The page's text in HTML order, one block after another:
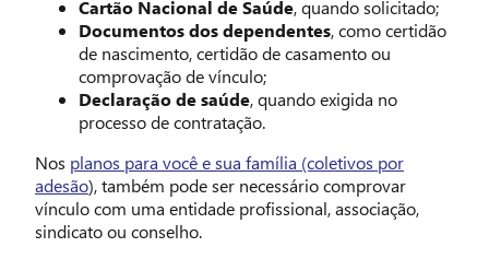
Cartão Nacional de Saúde, quando solicitado;
Documentos dos dependentes, como certidão
de nascimento, certidão de casamento ou
comprovação de vínculo;
Declaração de saúde, quando exigida no
processo de contratação.
Nos planos para você e sua família (coletivos por
adesão), também pode ser necessário comprovar
vínculo com uma entidade profissional, associação,
sindicato ou conselho.